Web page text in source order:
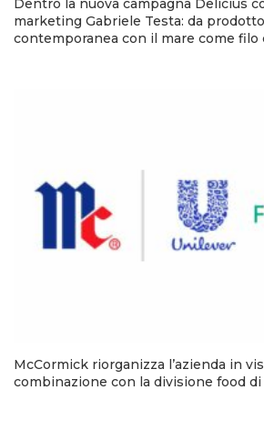
Dentro la nuova campagna Delicius
marketing Gabriele Testa: da
contemporanea con il mare come
McCormick riorganizza l’azienda in
combinazione con la divisione food